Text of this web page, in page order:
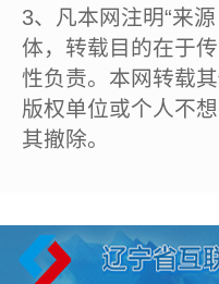
3、凡本网注明“来
体，转载目的在于
性负责。本网转载
版权单位或个人不
其撤除。